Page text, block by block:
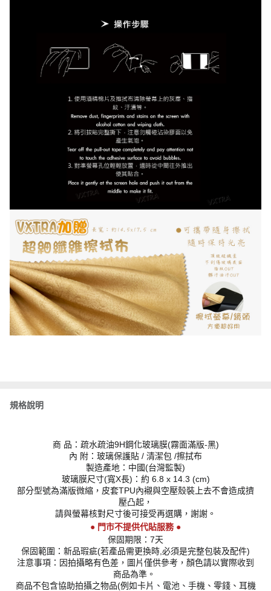
規格說明
商 品：疏水疏油9H鋼化玻璃膜(霧面滿版-黑)
內 附：玻璃保護貼 / 清潔包 /擦拭布
製造產地：中國(台灣監製)
玻璃膜尺寸(寬X長)：約 6.8 x 14.3 (cm)
部分型號為滿版微縮，皮套TPU內襯與空壓殼裝上去不會造成擠
壓凸起，
請與螢幕核對尺寸後可接受再選購，謝謝。
● 門市不提供代貼服務 ●
保固期限：7天
保固範圍：新品瑕疵(若產品需更換時,必須是完整包裝及配件)
注意事項：因拍攝略有色差，圖片僅供參考，顏色請以實際收到
商品為準。
商品不包含協助拍攝之物品(例如卡片、電池、手機、零錢、耳機